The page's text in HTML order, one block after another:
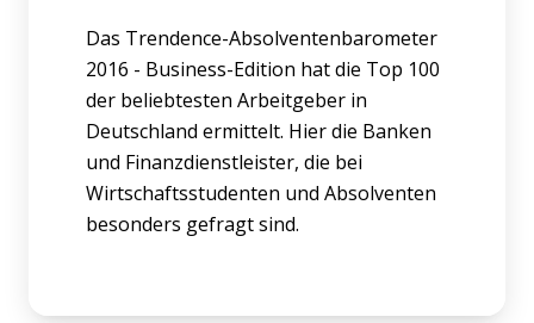
Das Trendence-Absolventenbarometer
2016 - Business-Edition hat die Top 100
der beliebtesten Arbeitgeber in
Deutschland ermittelt. Hier die Banken
und Finanzdienstleister, die bei
Wirtschaftsstudenten und Absolventen
besonders gefragt sind.